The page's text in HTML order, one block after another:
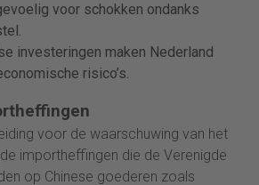
voor schokken ondanks
investeringen maken Nederland
risico’s.
voor de waarschuwing van het
importheffingen die de Verenigde
op Chinese goederen zoals